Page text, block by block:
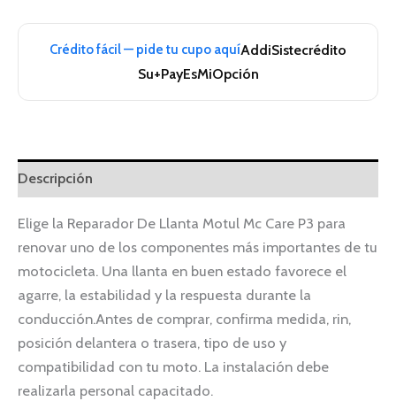
Crédito fácil — pide tu cupo aquíAddiSistecrédito
Su+PayEsMiOpción
Descripción
Elige la Reparador De Llanta Motul Mc Care P3 para
renovar uno de los componentes más importantes de tu
motocicleta. Una llanta en buen estado favorece el
agarre, la estabilidad y la respuesta durante la
conducción.Antes de comprar, confirma medida, rin,
posición delantera o trasera, tipo de uso y
compatibilidad con tu moto. La instalación debe
realizarla personal capacitado.